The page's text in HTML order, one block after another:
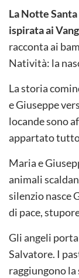
La Notte
ispirata ai
racconta ai
Natività: la
La storia
e Giuseppe
locande sono
appartato tutto
Maria e
animali
silenzio nasce
di pace,
Gli angeli
Salvatore. I
raggiungono